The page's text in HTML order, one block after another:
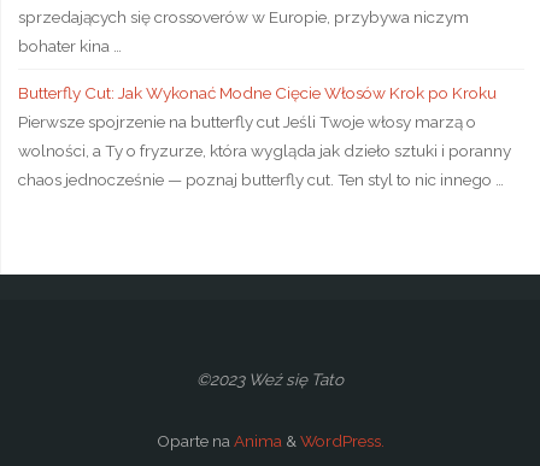
sprzedających się crossoverów w Europie, przybywa niczym
bohater kina …
Butterfly Cut: Jak Wykonać Modne Cięcie Włosów Krok po Kroku
Pierwsze spojrzenie na butterfly cut Jeśli Twoje włosy marzą o
wolności, a Ty o fryzurze, która wygląda jak dzieło sztuki i poranny
chaos jednocześnie — poznaj butterfly cut. Ten styl to nic innego …
©2023 Weź się Tato
Oparte na Anima & WordPress.